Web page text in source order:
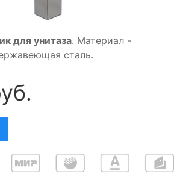
для унитаза. Материал -
сталь.